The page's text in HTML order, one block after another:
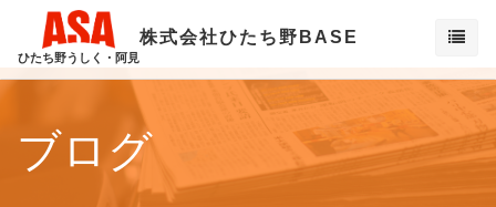
ひたち野うしく・阿見
株式会社ひたち野BASE
ブログ